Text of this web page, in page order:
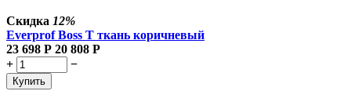
Скидка 12%
Everprof Boss Т ткань коричневый
23 698 Р 20 808 Р
+
−
Купить